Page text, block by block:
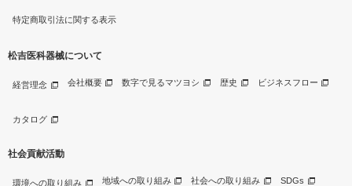
特定商取引法に関する表示
松吉医科器械について
経営理念 会社概要 数字で見るマツヨシ 歴史 ビジネスフロー
カタログ
社会貢献活動
環境への取り組み 地域への取り組み 社会への取り組み SDGs